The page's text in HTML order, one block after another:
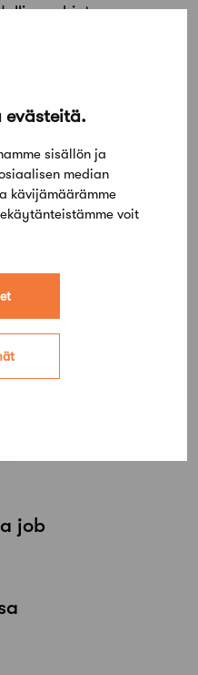
evästeitä.
sisällön ja
median
kävijämäärämme
voit
hintaan,
job